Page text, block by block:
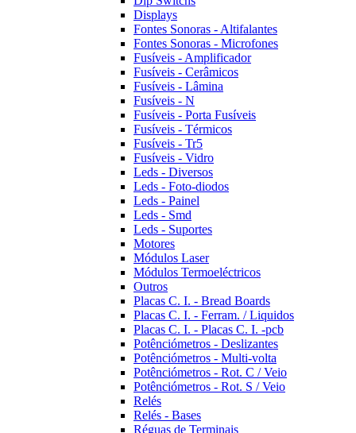
Displays
Fontes Sonoras - Altifalantes
Fontes Sonoras - Microfones
Fusíveis - Amplificador
Fusíveis - Cerâmicos
Fusíveis - Lâmina
Fusíveis - N
Fusíveis - Porta Fusíveis
Fusíveis - Térmicos
Fusíveis - Tr5
Fusíveis - Vidro
Leds - Diversos
Leds - Foto-diodos
Leds - Painel
Leds - Smd
Leds - Suportes
Motores
Módulos Laser
Módulos Termoeléctricos
Outros
Placas C. I. - Bread Boards
Placas C. I. - Ferram. / Liquidos
Placas C. I. - Placas C. I. -pcb
Potênciómetros - Deslizantes
Potênciómetros - Multi-volta
Potênciómetros - Rot. C / Veio
Potênciómetros - Rot. S / Veio
Relés
Relés - Bases
Réguas de Terminais